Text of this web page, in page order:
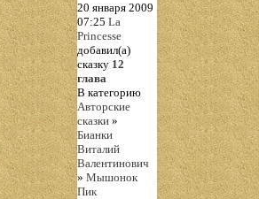
20 января 2009
07:25 La
Princesse
добавил(а)
сказку 12
глава
В категорию
Авторские
сказки »
Бианки
Виталий
Валентинович
» Мышонок
Пик